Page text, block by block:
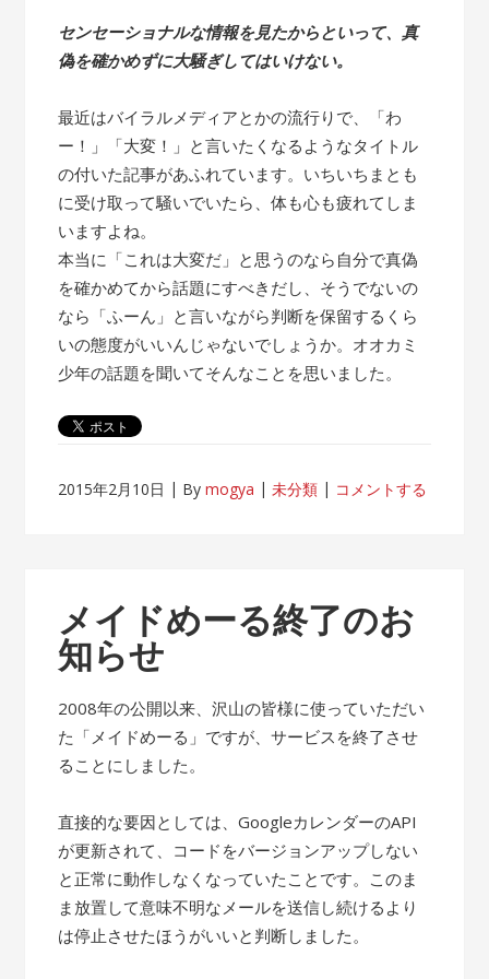
センセーショナルな情報を見たからといって、真
偽を確かめずに大騒ぎしてはいけない。
最近はバイラルメディアとかの流行りで、「わ
ー！」「大変！」と言いたくなるようなタイトル
の付いた記事があふれています。いちいちまとも
に受け取って騒いでいたら、体も心も疲れてしま
いますよね。
本当に「これは大変だ」と思うのなら自分で真偽
を確かめてから話題にすべきだし、そうでないの
なら「ふーん」と言いながら判断を保留するくら
いの態度がいいんじゃないでしょうか。オオカミ
少年の話題を聞いてそんなことを思いました。
2015年2月10日 Bymogya 未分類 コメントする
メイドめーる終了のお
知らせ
2008年の公開以来、沢山の皆様に使っていただい
た「メイドめーる」ですが、サービスを終了させ
ることにしました。
直接的な要因としては、GoogleカレンダーのAPI
が更新されて、コードをバージョンアップしない
と正常に動作しなくなっていたことです。このま
ま放置して意味不明なメールを送信し続けるより
は停止させたほうがいいと判断しました。